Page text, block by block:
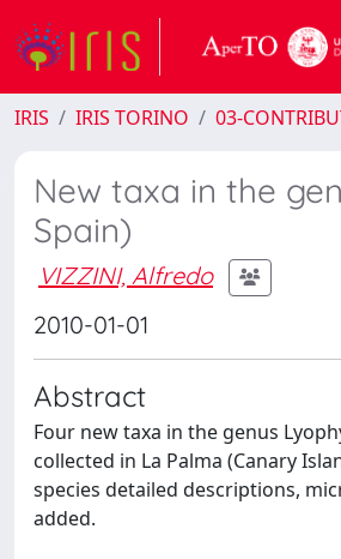
IRIS IRIS TORINO 03-
New taxa in the
Spain)
VIZZINI, Alfredo
2010-01-01
Abstract
Four new taxa in the genus
collected in La Palma (Canary
species detailed descriptions,
added.